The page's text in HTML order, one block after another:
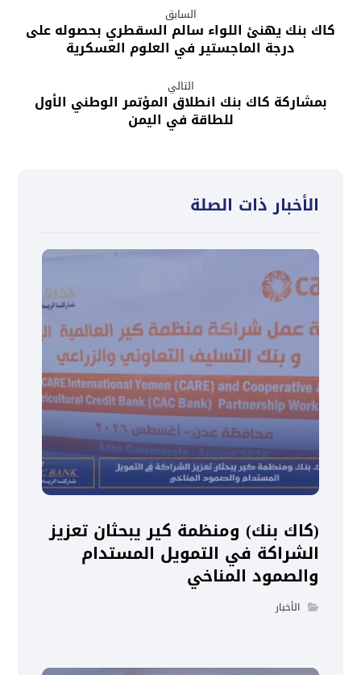
السابق
كاك بنك يهنئ اللواء سالم السقطري بحصوله على
درجة الماجستير في العلوم العسكرية
التالي
بمشاركة كاك بنك انطلاق المؤتمر الوطني الأول
للطاقة في اليمن
الأخبار ذات الصلة
(كاك بنك) ومنظمة كير يبحثان تعزيز
الشراكة في التمويل المستدام
والصمود المناخي
الأخبار